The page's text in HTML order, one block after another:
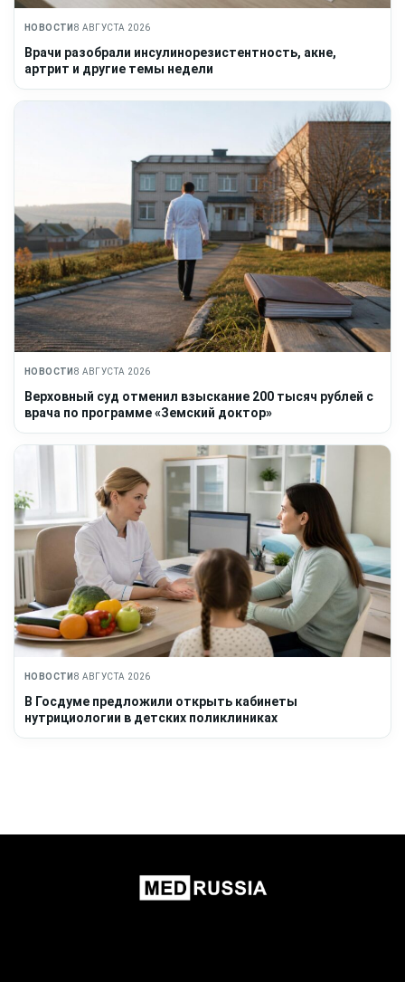
НОВОСТИ 8 АВГУСТА 2026
Врачи разобрали инсулинорезистентность, акне,
артрит и другие темы недели
НОВОСТИ 8 АВГУСТА 2026
Верховный суд отменил взыскание 200 тысяч рублей с
врача по программе «Земский доктор»
НОВОСТИ 8 АВГУСТА 2026
В Госдуме предложили открыть кабинеты
нутрициологии в детских поликлиниках